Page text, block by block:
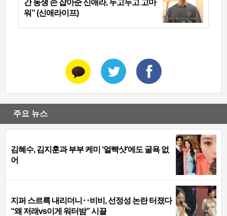
간 동생 손 잡아준 신애라, 두고두고 고마
워” (신애라이프)
주요 뉴스
김혜수, 김지훈과 부부 케미 ‘얼빡샷’에도 굴욕 없
어
지퍼 스르륵 내리더니‥비비, 선정성 논란 터졌다
“왜 저래vs이게 워터밤” 시끌